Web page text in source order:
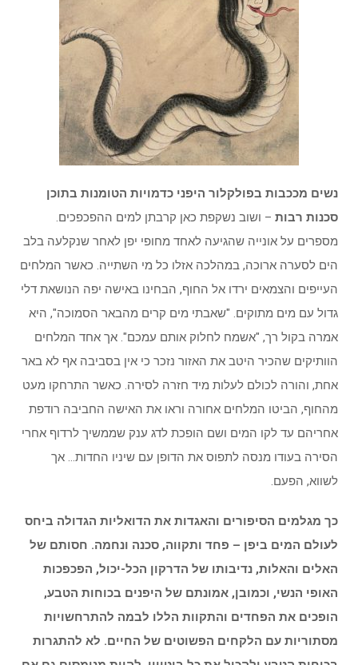
נשים מככבות בפולקלור היפני כדמויות הטומנות בתוכן
סכנות רבות – ושוב נשקפת כאן קרבתן למים ההפכפכים.
מספרים על אונייה שהגיעה לאחד מחופי יפן לאחר שנקלעה בלב
הים לסערה ארוכה, במהלכה אזלו כל מי השתייה. כאשר המלחים
העייפים והצמאים ירדו אל החוף, הבחינו באישה יפה הנושאת דלי
גדול עם מים מתוקים. "שאבתי מים קרים מהבאר הסמוכה", היא
אמרה בקול רך, "אשמח לחלוק אותם עמכם". אך אחד המלחים
הוותיקים שהכיר היטב את האזור נזכר כי אין בסביבה אף לא באר
אחת, והורה לכולם לעלות מיד חזרה לסירה. כאשר התרחקו מעט
מהחוף, הביטו המלחים אחורה וראו את האישה החביבה רודפת
אחריהם עד לקו המים ושם הופכת לדג ענק שממשיך לרדוף אחרי
הסירה בעודו מנסה לתפוס את הדופן עם שיניו החדות… אך
לשווא, הפעם.
כך מגלמים הסיפורים והאגדות את הדואליות הגדולה ביחס
לעולם המים ביפן – פחד ותקווה, סכנה ונחמה. חסותם של
האלים והאלות, נדיבותו של הדרקון הכל-יכול, הפכפכות
האופי הנשי, וכמובן, אמונתם של היפנים בכוחות הטבע,
הופכים את הפחדים והתקוות הללו לבמה להתרחשויות
מסתוריות עם הלקחים הפשוטים של החיים. לא להתגרות